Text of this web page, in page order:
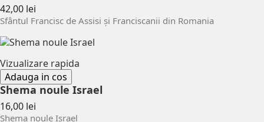
42,00 lei
Sfântul Francisc de Assisi și Franciscanii din Romania
Vizualizare rapida
Adauga in cos
Shema noule Israel
16,00 lei
Shema noule Israel